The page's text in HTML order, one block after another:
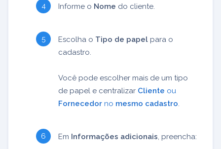
Informe o Nome do cliente.
Escolha o Tipo de papel para o
cadastro.
Você pode escolher mais de um tipo
de papel e centralizar Cliente ou
Fornecedor no mesmo cadastro
Em Informações adicionais , preencha: